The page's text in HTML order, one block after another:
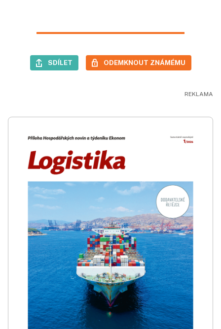
SDÍLET ODEMKNOUT ZNÁMÉMU